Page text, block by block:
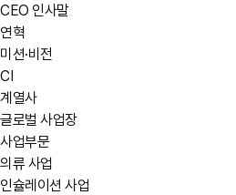
CEO 인사말
연혁
미션·비전
CI
계열사
글로벌 사업장
사업부문
의류 사업
인슐레이션 사업